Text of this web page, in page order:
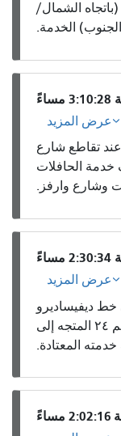
الشمال/
الجنوب) الخدمة.
عرض المزيد
تقاطع شارع
الحافلات
وشارع وارفز.
عرض المزيد
ديفيساديرو
بين هايز وغروف. ويستأنف الخط رقم ٢٤ المتجه إلى
خدمته المعتادة.